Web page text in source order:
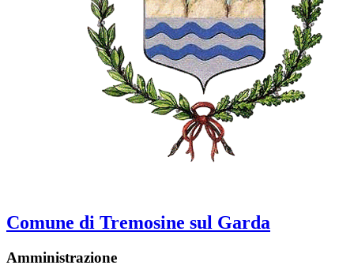
Comune di Tremosine sul Garda
Amministrazione